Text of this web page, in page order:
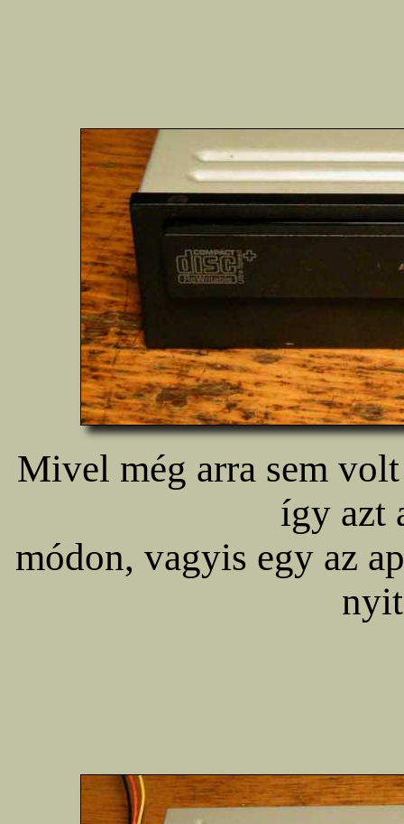
Mivel még arra sem
így azt
módon, vagyis egy az